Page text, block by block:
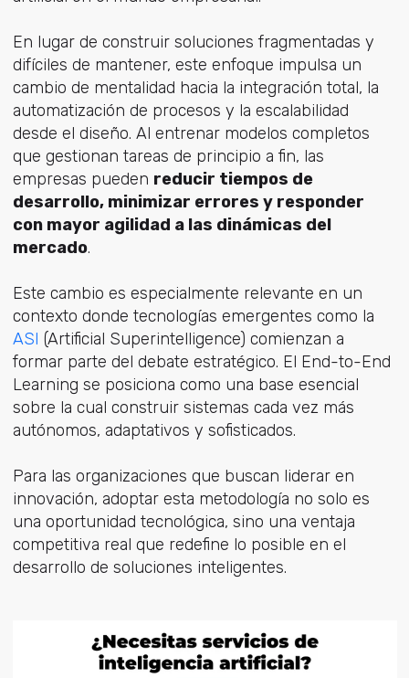
En lugar de construir soluciones fragmentadas y
difíciles de mantener, este enfoque impulsa un
cambio de mentalidad hacia la integración total, la
automatización de procesos y la escalabilidad
desde el diseño. Al entrenar modelos completos
que gestionan tareas de principio a fin, las
empresas pueden reducir tiempos de
desarrollo, minimizar errores y responder
con mayor agilidad a las dinámicas del
mercado.
Este cambio es especialmente relevante en un
contexto donde tecnologías emergentes como la
ASI (Artificial Superintelligence) comienzan a
formar parte del debate estratégico. El End-to-End
Learning se posiciona como una base esencial
sobre la cual construir sistemas cada vez más
autónomos, adaptativos y sofisticados.
Para las organizaciones que buscan liderar en
innovación, adoptar esta metodología no solo es
una oportunidad tecnológica, sino una ventaja
competitiva real que redefine lo posible en el
desarrollo de soluciones inteligentes.